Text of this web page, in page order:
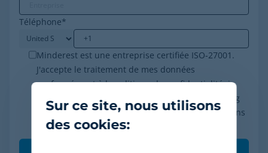
Téléphone*
Minderest est une entreprise certifiée ISO-27001.
J'accepte le traitement de mes données
conformément à la politique de confidentialité, je
consens à recevoir des communications marketing
de Minderest et je comprends que mes interactions
(ouvertures et clics) seront mesurées pour per
Sur ce site, nous utilisons
des cookies: